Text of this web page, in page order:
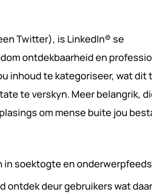
Twitter), is LinkedIn® se
ontdekbaarheid en
inhoud te kategoriseer, wat dit
te verskyn. Meer belangrik,
om mense buite jou
in soektogte en
ontdek deur gebruikers wat